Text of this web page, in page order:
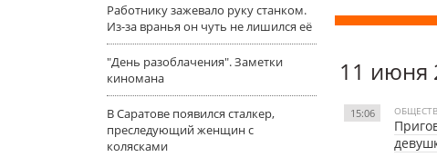
Работнику зажевало руку станком.
Из-за вранья он чуть не лишился её
"День разоблачения". Заметки
киномана
В Саратове появился сталкер,
преследующий женщин с
колясками
11 июня
15:06